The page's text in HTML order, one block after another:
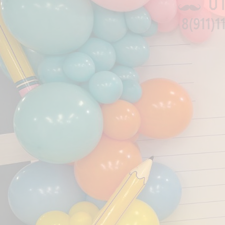
Букеты из шаров
Фигуры из шаров
Украшение на встречу двойни
Украшение на встречу девочки
Воздушные шары на свидание
Подарки на свидание
Романтические примеры украшения
Шары и украшения на Хеллоуин
Новый год
Воздушные шары
Новогодние венки
Новогодние декорации
Новогодние елки